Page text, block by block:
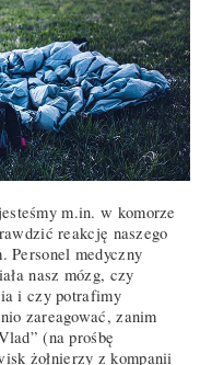
m.in. w komorze
reakcję naszego
Personel medyczny
nasz mózg, czy
i czy potrafimy
zareagować, zanim
(na prośbę
żołnierzy z kompanii